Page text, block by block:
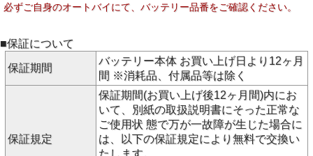
必ずご自身のオートバイにて、バッテリー品番をご確認ください。
■保証について
保証期間
バッテリー本体 お買い上げ日より12ヶ月
間 ※消耗品、付属品等は除く
保証規定
保証期間(お買い上げ後12ヶ月間)内にお
いて、別紙の取扱説明書にそった正常な
ご使用状 態で万が一故障が生じた場合に
は、以下の保証規定により無料で交換い
たします。